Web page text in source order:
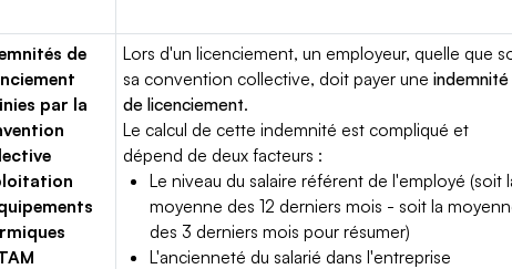
de
par la
Lors d'un licenciement, un employeur, quelle que
sa convention collective, doit payer uneindemnité
de licenciement.
Le calcul de cette indemnité est compliqué et
dépend de deux facteurs :
Le niveau du salaire référent de l'employé (soit
moyenne des 12 derniers mois - soit la
des 3 derniers mois pour résumer)
L'ancienneté du salarié dans l'entreprise